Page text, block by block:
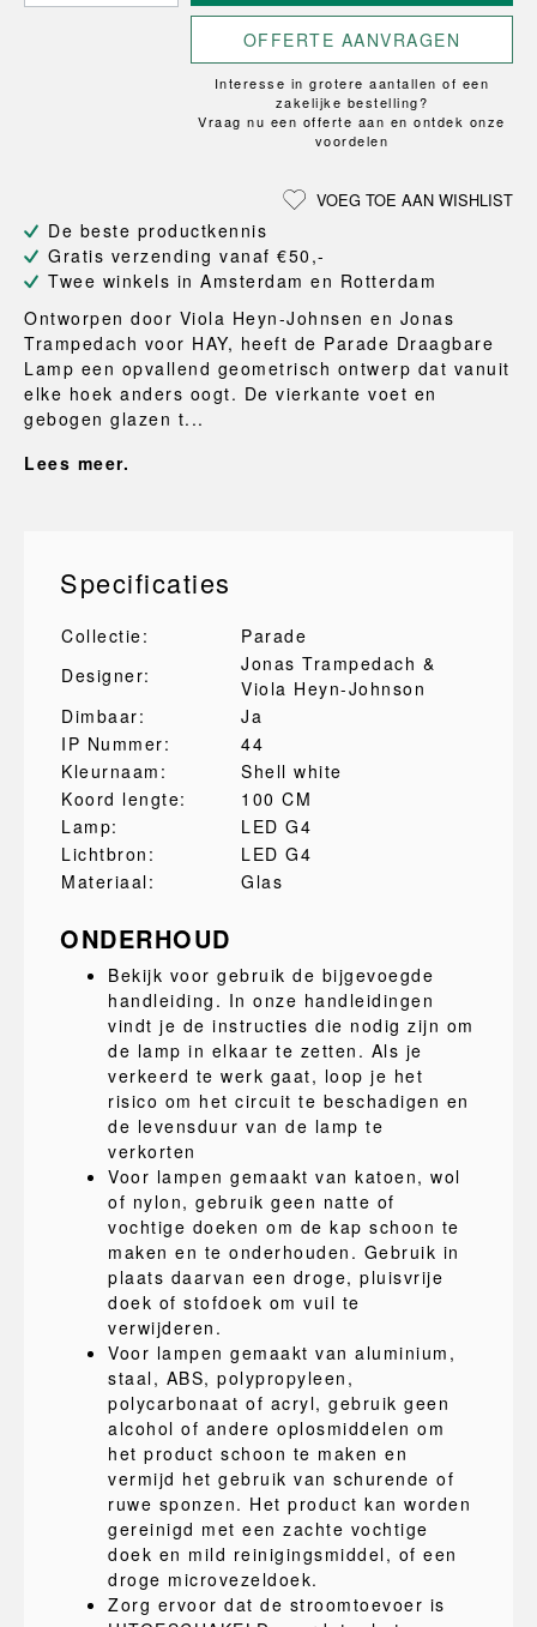
OFFERTE AANVRAGEN
Interesse in grotere aantallen of een
zakelijke bestelling?
Vraag nu een offerte aan en ontdek onze
voordelen
VOEG TOE AAN WISHLIST
De beste productkennis
Gratis verzending vanaf €50,-
Twee winkels in Amsterdam en Rotterdam
Ontworpen door Viola Heyn-Johnsen en Jonas
Trampedach voor HAY, heeft de Parade Draagbare
Lamp een opvallend geometrisch ontwerp dat vanuit
elke hoek anders oogt. De vierkante voet en
gebogen glazen t...
Lees meer.
Specificaties
Collectie:
Parade
Designer:
Jonas Trampedach &
Viola Heyn-Johnson
Dimbaar:
Ja
IP Nummer:
44
Kleurnaam:
Shell white
Koord lengte:
100 CM
Lamp:
LED G4
Lichtbron:
LED G4
Materiaal:
Glas
ONDERHOUD
Bekijk voor gebruik de bijgevoegde
handleiding. In onze handleidingen
vindt je de instructies die nodig zijn om
de lamp in elkaar te zetten. Als je
verkeerd te werk gaat, loop je het
risico om het circuit te beschadigen en
de levensduur van de lamp te
verkorten
Voor lampen gemaakt van katoen, wol
of nylon, gebruik geen natte of
vochtige doeken om de kap schoon te
maken en te onderhouden. Gebruik in
plaats daarvan een droge, pluisvrije
doek of stofdoek om vuil te
verwijderen.
Voor lampen gemaakt van aluminium,
staal, ABS, polypropyleen,
polycarbonaat of acryl, gebruik geen
alcohol of andere oplosmiddelen om
het product schoon te maken en
vermijd het gebruik van schurende of
ruwe sponzen. Het product kan worden
gereinigd met een zachte vochtige
doek en mild reinigingsmiddel, of een
droge microvezeldoek.
Zorg ervoor dat de stroomtoevoer is